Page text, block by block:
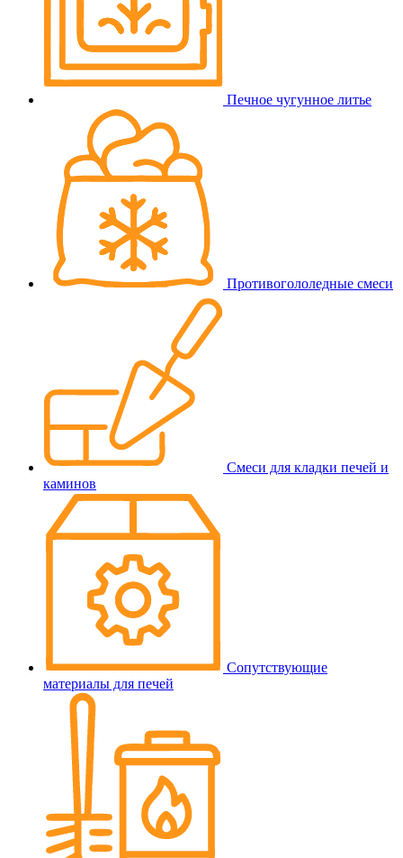
Печное чугунное литье
Противогололедные смеси
Смеси для кладки печей и
каминов
Сопутствующие
материалы для печей